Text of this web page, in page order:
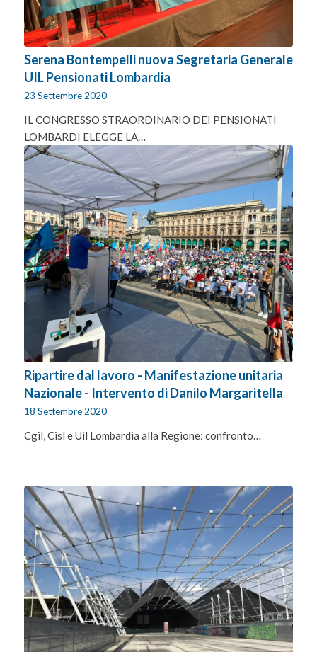
Serena Bontempelli nuova Segretaria Generale
UIL Pensionati Lombardia
23 Settembre 2020
IL CONGRESSO STRAORDINARIO DEI PENSIONATI
LOMBARDI ELEGGE LA…
Ripartire dal lavoro - Manifestazione unitaria
Nazionale - Intervento di Danilo Margaritella
18 Settembre 2020
Cgil, Cisl e Uil Lombardia alla Regione: confronto…